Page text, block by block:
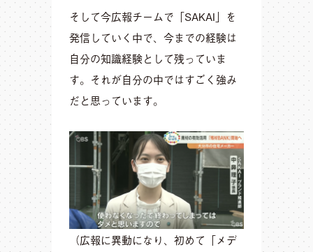
そして今広報チームで「SAKAI」を
発信していく中で、今までの経験は
自分の知識経験として残っていま
す。それが自分の中ではすごく強み
だと思っています。
（広報に異動になり、初めて「メデ